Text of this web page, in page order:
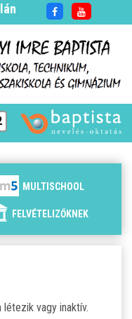
MULTISCHOOL
FELVÉTELIZŐKNEK
létezik vagy inaktív.